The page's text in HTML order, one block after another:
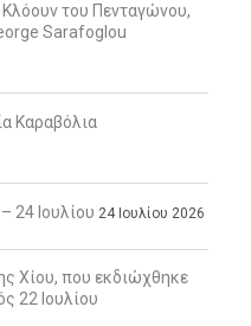
του Πενταγώνου,
Sarafoglou
Καραβόλια
24 Ιουλίου 24 Ιουλίου 2026
Χίου, που εκδιώχθηκε
22 Ιουλίου